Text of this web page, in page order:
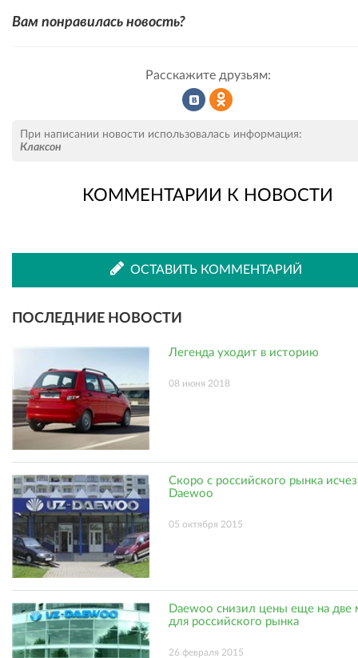
Вам понравилась новость?
Расскажите друзьям:
во
ВКонтакте
Одноклассниках
При написании новости использовалась информация:
Клаксон
КОММЕНТАРИИ К НОВОСТИ
ОСТАВИТЬ КОММЕНТАРИЙ
ПОСЛЕДНИЕ НОВОСТИ
Легенда уходит в историю
08 июня 2018
Скоро с российского рынка
Daewoo
05 октября 2015
Daewoo снизил цены еще на две
для российского рынка
26 февраля 2015